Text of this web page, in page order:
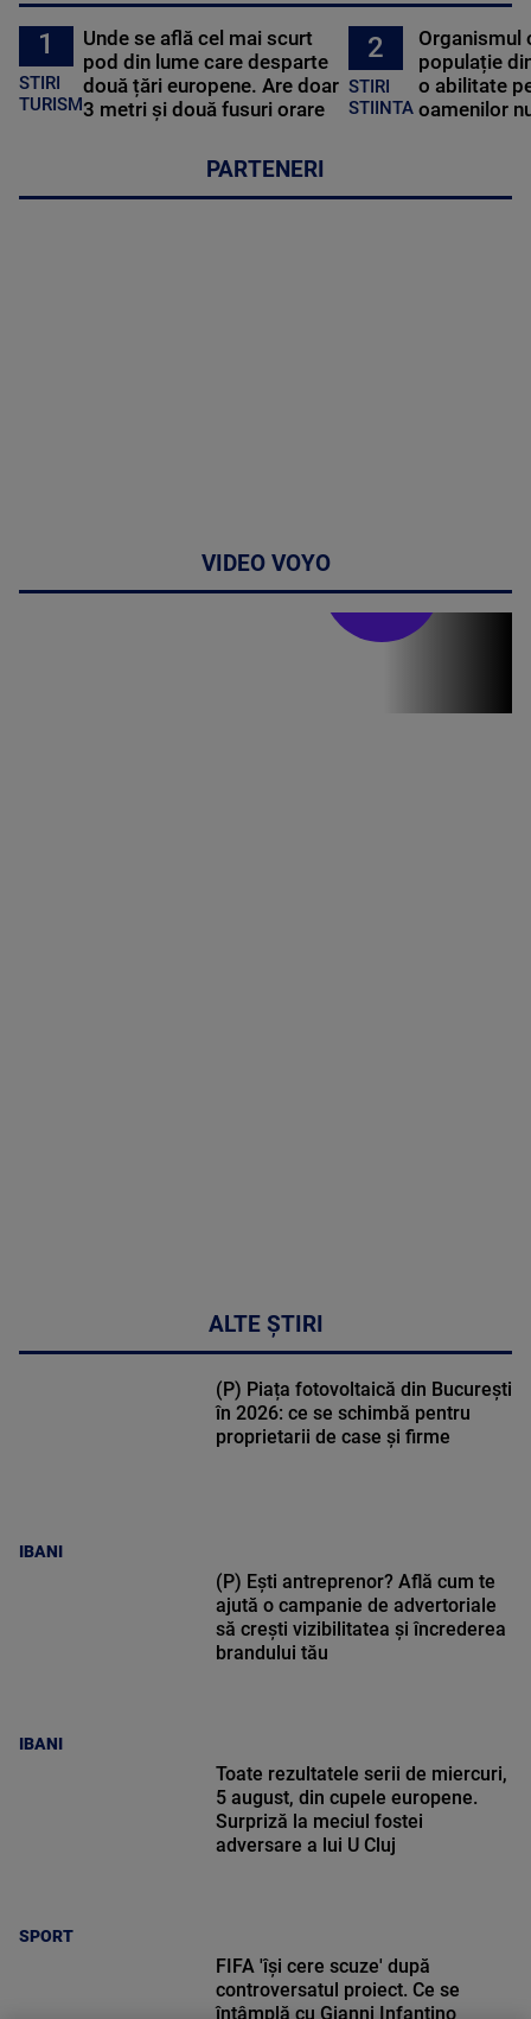
1
STIRI
TURISM
Unde se află cel mai scurt
pod din lume care desparte
două țări europene. Are doar
3 metri și două fusuri orare
2
STIRI
STIINTA
Organismul
populație
o abilitate
oamenilor
PARTENERI
VIDEO VOYO
ALTE ȘTIRI
IBANI
(P) Piața fotovoltaică din București
în 2026: ce se schimbă pentru
proprietarii de case și firme
IBANI
(P) Ești antreprenor? Află cum te
ajută o campanie de advertoriale
să crești vizibilitatea și încrederea
brandului tău
SPORT
Toate rezultatele serii de miercuri,
5 august, din cupele europene.
Surpriză la meciul fostei
adversare a lui U Cluj
FIFA 'își cere scuze' după
controversatul proiect. Ce se
întâmplă cu Gianni Infantino